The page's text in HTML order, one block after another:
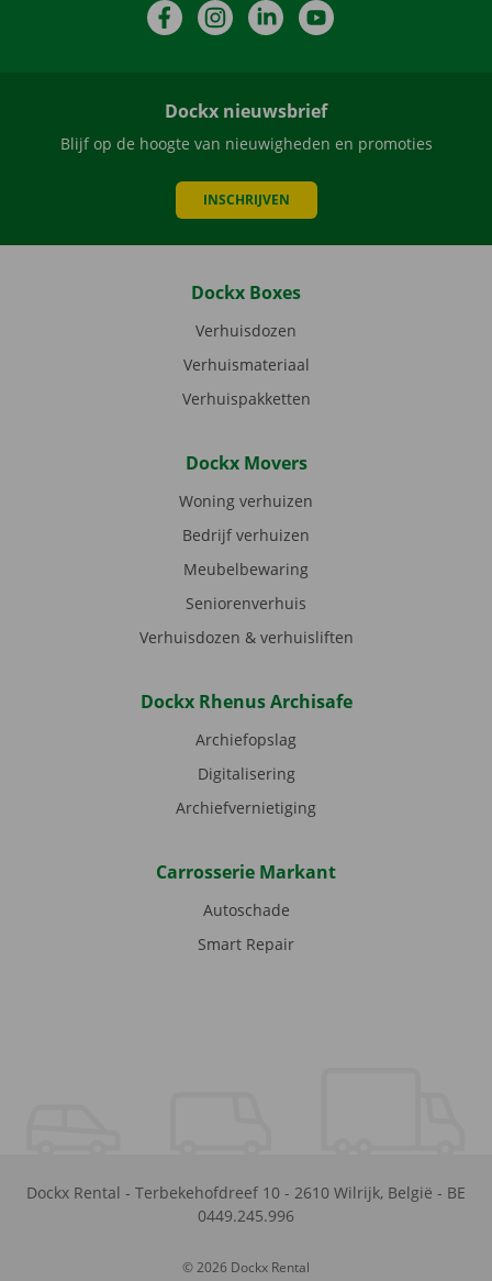
FacebookInstagramLinkedIn
Dockx nieuwsbrief
Blijf op de hoogte van nieuwigheden en promoties
INSCHRIJVEN
Dockx Boxes
Verhuisdozen
Verhuismateriaal
Verhuispakketten
Dockx Movers
Woning verhuizen
Bedrijf verhuizen
Meubelbewaring
Seniorenverhuis
Verhuisdozen & verhuisliften
Dockx Rhenus Archisafe
Archiefopslag
Digitalisering
Archiefvernietiging
Carrosserie Markant
Autoschade
Smart Repair
Dockx Rental - Terbekehofdreef 10 - 2610 Wilrijk, België - BE
0449.245.996
© 2026 Dockx Rental